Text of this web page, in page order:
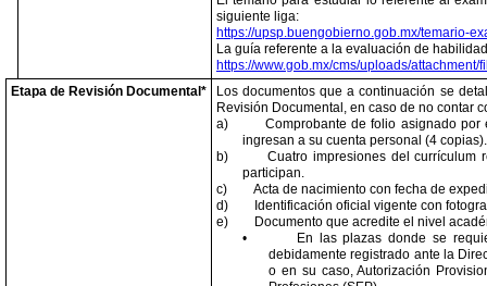
siguiente liga:
https://upsp.buengobierno.gob.mx/temario-
La guía referente a la evaluación de
https://www.gob.mx/cms/uploads/
Etapa de Revisión Documental*
Los documentos que a continuación se
Revisión Documental, en caso de no contar
a)
Comprobante de folio asignado
ingresan a su cuenta personal (4 copias).
b)
Cuatro impresiones del currículum
participan.
c)
Acta de nacimiento con fecha de
d)
Identificación oficial vigente con
e)
Documento que acredite el nivel
•
En las plazas donde se
debidamente registrado ante la
o en su caso, Autorización